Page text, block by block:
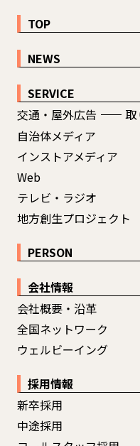
TOP
NEWS
SERVICE
交通・屋外広告
自治体メディア
インストアメディア
Web
テレビ・ラジオ
地方創生プロジェクト
PERSON
会社情報
会社概要・沿革
全国ネットワーク
ウェルビーイング
採用情報
新卒採用
中途採用